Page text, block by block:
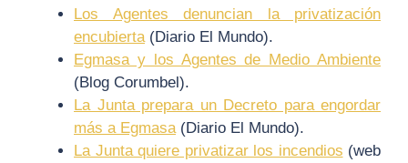
Los Agentes denuncian la privatización
encubierta(Diario El Mundo).
Egmasa y los Agentes de Medio Ambiente
(Blog Corumbel).
La Junta prepara un Decreto para engordar
más a Egmasa(Diario El Mundo).
La Junta quiere privatizar los incendios (web